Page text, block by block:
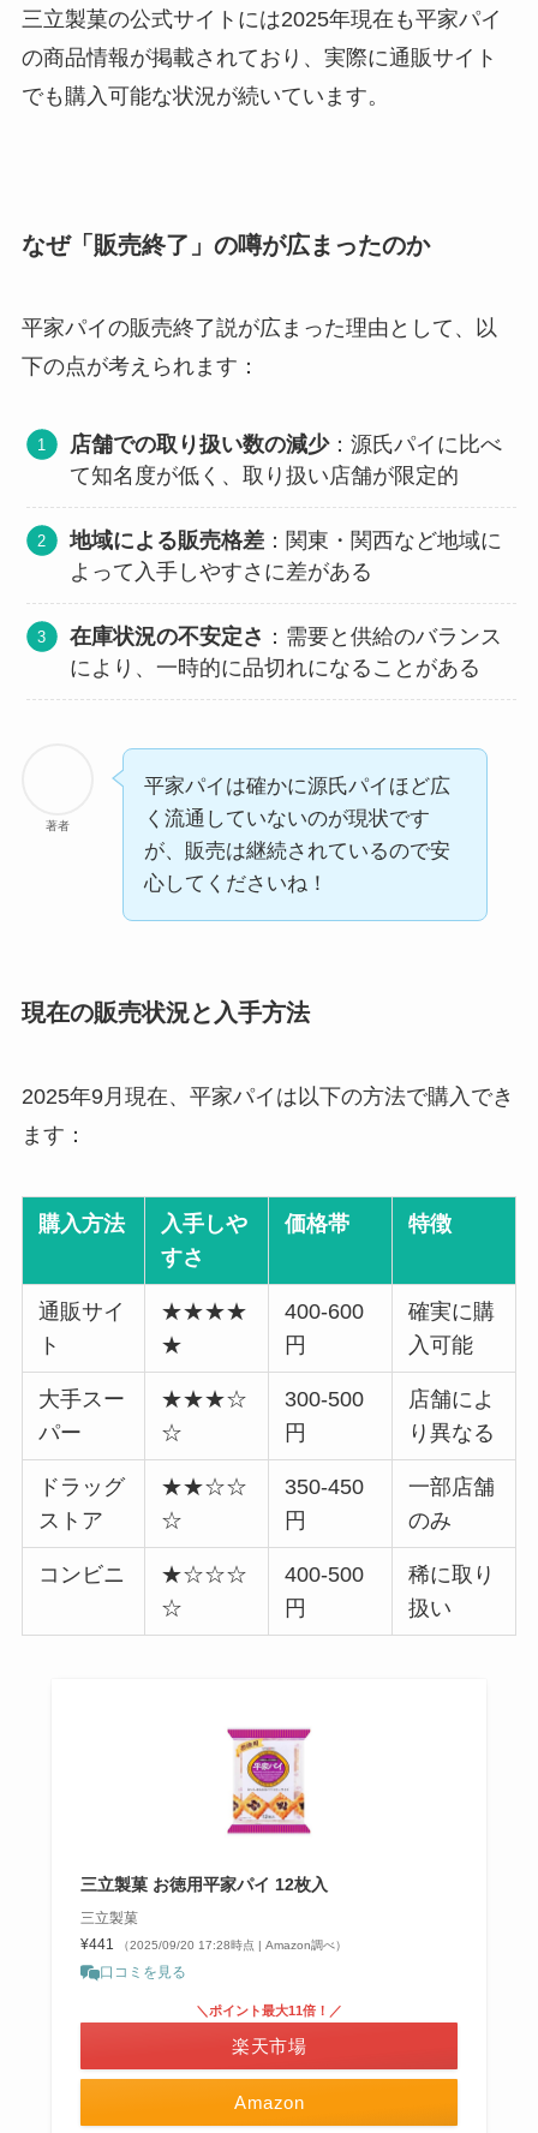
三立製菓の公式サイトには2025年現在も平家パイ
の商品情報が掲載されており、実際に通販サイト
でも購入可能な状況が続いています。
なぜ「販売終了」の噂が広まったのか
平家パイの販売終了説が広まった理由として、以
下の点が考えられます：
店舗での取り扱い数の減少：源氏パイに比べ
て知名度が低く、取り扱い店舗が限定的
地域による販売格差 ：関東・関西など地域に
よって入手しやすさに差がある
在庫状況の不安定さ ：需要と供給のバランス
により、一時的に品切れになることがある
著者
平家パイは確かに源氏パイほど広
く流通していないのが現状です
が、販売は継続されているので安
心してくださいね！
現在の販売状況と入手方法
2025年9月現在、平家パイは以下の方法で購入でき
ます：
購入方法
入手しや
すさ
価格帯 特徴
通販サイ
ト
★★★★
★
400-600
円
確実に購
入可能
大手スー
パー
★★★☆
☆
300-500
円
店舗によ
り異なる
ドラッグ
ストア
★★☆☆
☆
350-450
円
一部店舗
のみ
コンビニ
★☆☆☆
☆
400-500
円
稀に取り
扱い
三立製菓 お徳用平家パイ 12枚入
三立製菓
¥441
（2025/09/20 17:28時点 | Amazon調べ）
口コミを見る
Amazon
＼ポイント最大11倍！／
楽天市場